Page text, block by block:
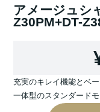
アメージュシ
Z30PM+DT-
充実のキレイ機能とベ
一体型のスタンダード